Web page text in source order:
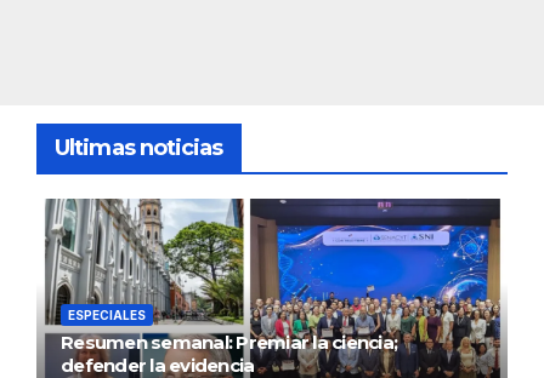
Ultimas noticias
ESPECIALES
Resumen semanal: Premiar la ciencia;
defender la evidencia